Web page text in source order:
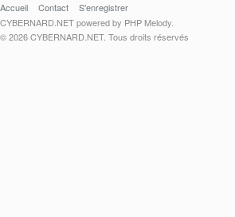
Accueil Contact
S'enregistrer
CYBERNARD.NET powered by PHP Melody.
© 2026 CYBERNARD.NET. Tous droits réservés